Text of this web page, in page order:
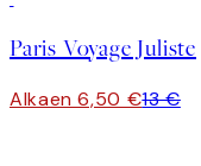
Paris Voyage Juliste
Alkaen 6,50 €13 €